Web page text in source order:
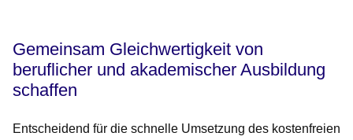
Gemeinsam Gleichwertigkeit von
beruflicher und akademischer Ausbildung
schaffen
Entscheidend für die schnelle Umsetzung des kostenfreien